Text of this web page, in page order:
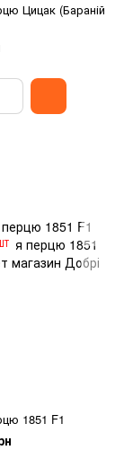
Цицак (Бараній
1851 F1